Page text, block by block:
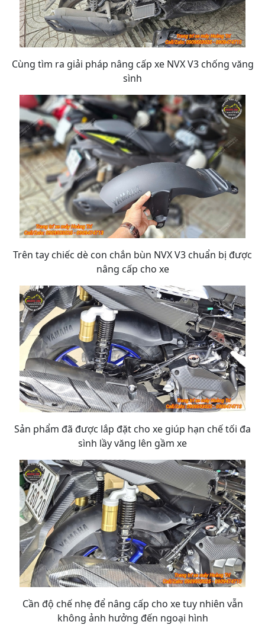
Cùng tìm ra giải pháp nâng cấp xe NVX V3 chống văng
sình
Trên tay chiếc dè con chắn bùn NVX V3 chuẩn bị được
nâng cấp cho xe
Sản phẩm đã được lắp đặt cho xe giúp hạn chế tối đa
sình lầy văng lên gầm xe
Cần độ chế nhẹ để nâng cấp cho xe tuy nhiên vẫn
không ảnh hưởng đến ngoại hình